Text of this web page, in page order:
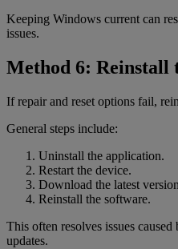
Keeping Windows current can
issues.
Method 6: Reinstall
If repair and reset options fail,
General steps include:
Uninstall the application.
Restart the device.
Download the latest
Reinstall the software.
This often resolves issues
updates.